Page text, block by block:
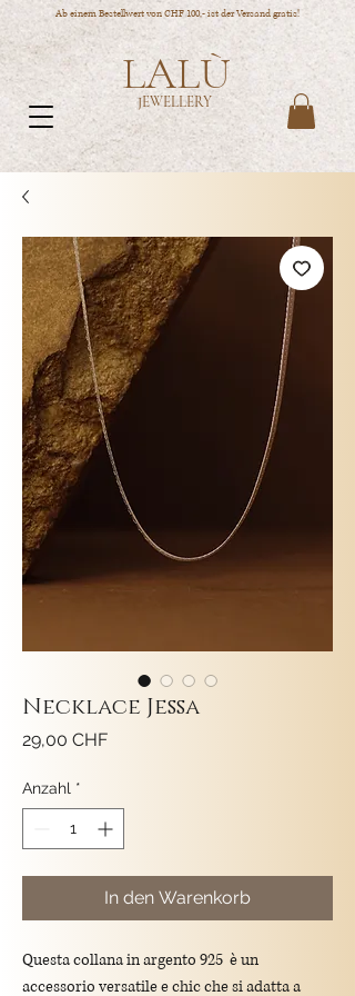
Ab einem Bestellwert von CHF 100,- ist der Versand gratis!
LALÙ
JEWELLERY
Necklace Jessa
29,00 CHFPreis
Anzahl *
In den Warenkorb
Questa collana in argento 925 è un
accessorio versatile e chic che si adatta a